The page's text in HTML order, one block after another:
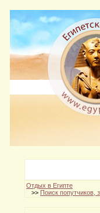
Отдых в Египте
>> Поиск попутчиков,